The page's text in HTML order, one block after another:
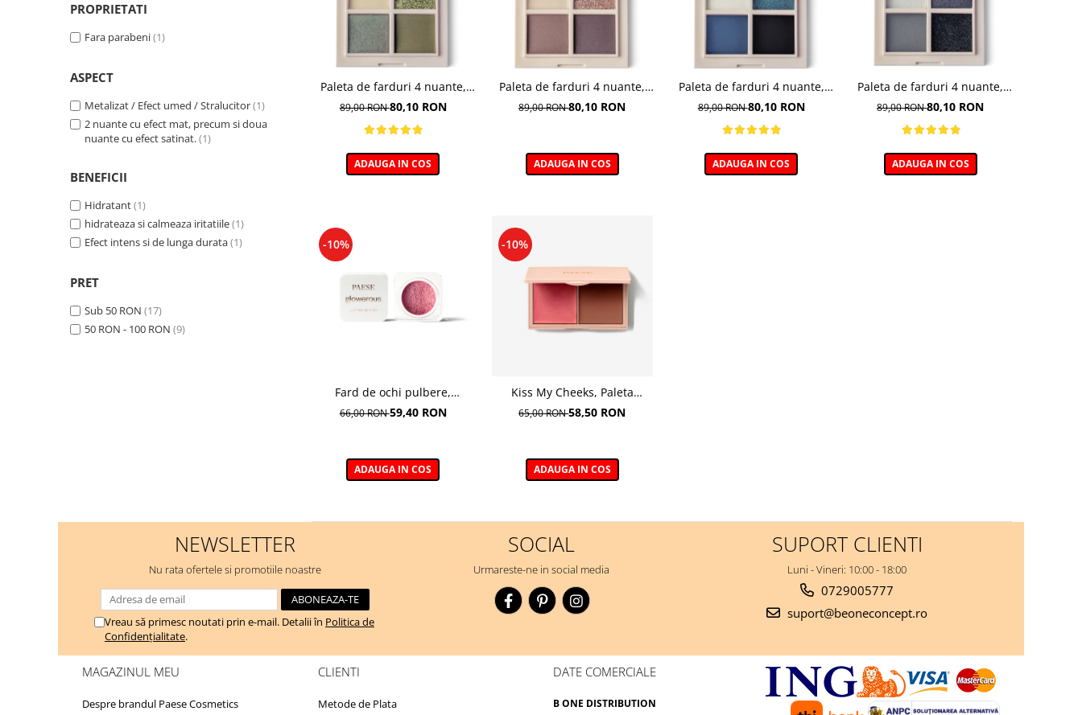
PROPRIETATI
Fara parabeni(1)
ASPECT
Metalizat / Efect umed / Stralucitor(1)
2 nuante cu efect mat, precum si doua
nuante cu efect satinat.(1)
BENEFICII
Hidratant(1)
hidrateaza si calmeaza iritatiile(1)
Efect intens si de lunga durata(1)
PRET
Sub 50 RON (17)
50 RON - 100 RON (9)
Paleta de farduri 4 nuante,
Daily Vibe, nuanta Military
89,00 RON80,10 RON
ADAUGA IN COS
Paleta de farduri 4 nuante,
Daily Vibe, nuanta Coffee
89,00 RON80,10 RON
ADAUGA IN COS
Paleta de farduri 4 nuante,
Daily Vibe, nuanta Denim
89,00 RON80,10 RON
ADAUGA IN COS
Paleta de farduri 4 nuante,
Daily Vibe, nuanta Velvet
Smokey 06 - 5,5g
89,00 RON80,10 RON
ADAUGA IN COS
-10%
Fard de ochi pulbere,
GLOWEROUS EYE PIGMENT
GOLD ROSE 12m
66,00 RON59,40 RON
ADAUGA IN COS
-10%
Kiss My Cheeks, Paleta
cremoasa de contur, WARM -
65,00 RON58,50 RON
ADAUGA IN COS
NEWSLETTER
Nu rata ofertele si promotiile noastre
Vreau să primesc noutati prin e-mail. Detalii în Politica de
Confidențialitate.
SOCIAL
Urmareste-ne in social media
SUPORT CLIENTI
Luni - Vineri: 10:00 - 18:00
0729005777
suport@beoneconcept.ro
MAGAZINUL MEU
Despre brandul Paese Cosmetics
CLIENTI
Metode de Plata
DATE COMERCIALE
B ONE DISTRIBUTION